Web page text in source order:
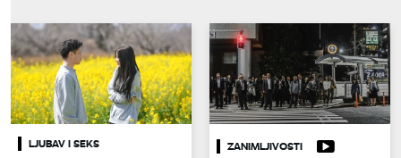
LJUBAV I SEKS ZANIMLJIVOSTI